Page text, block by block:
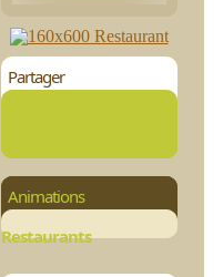
Partager
Animations
Restaurants